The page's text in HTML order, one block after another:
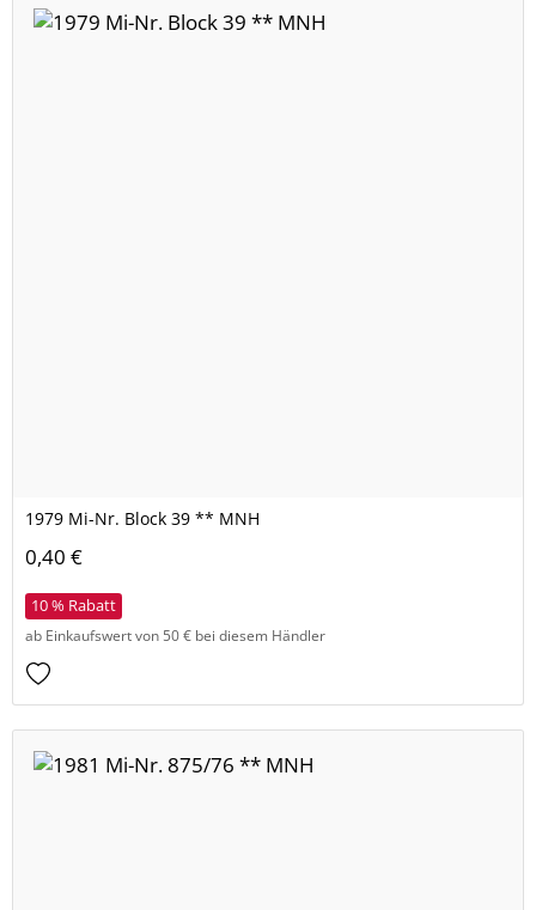
1979 Mi-Nr. Block 39 ** MNH
0,40 €
10 % Rabatt
ab Einkaufswert von 50 € bei diesem Händler